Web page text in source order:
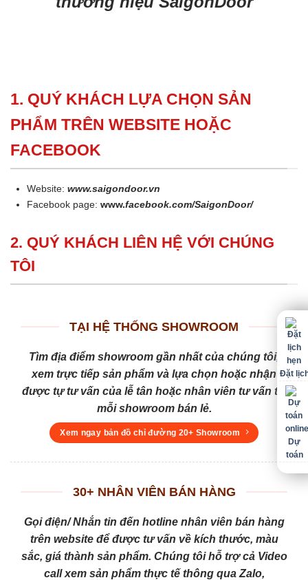
1. QUÝ KHÁCH LỰA CHỌN SẢN
PHẨM TRÊN WEBSITE HOẶC
FACEBOOK
Website:www.saigondoor.vn
Facebook page:www.facebook.com/SaigonDoor/
2. QUÝ KHÁCH LIÊN HỆ VỚI CHÚNG
TÔI
TẠI HỆ THỐNG SHOWROOM
Tìm địa điểm showroom gần nhất của chúng tôi,
xem trực tiếp sản phẩm và lựa chọn hoặc nhận
được tự tư vấn của lễ tân hoặc nhân viên tư vấn tại
mỗi showroom bán lẻ.
Xem ngay bản đồ chỉ đường 20+ Showroom
30+ NHÂN VIÊN BÁN HÀNG
Gọi điện/ Nhắn tin đến hotline nhân viên bán hàng
trên website để được tư vấn về kích thước, màu
sắc, giá thành sản phẩm. Chúng tôi hỗ trợ cả Video
call xem sản phẩm thực tế thông qua Zalo,
Đặt
Dự
toán